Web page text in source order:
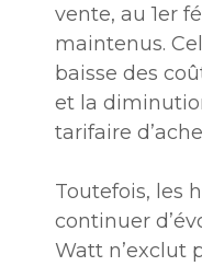
vente, au 1er
maintenus.
baisse des
et la
tarifaire
Toutefois, les
continuer
Watt n’exclut